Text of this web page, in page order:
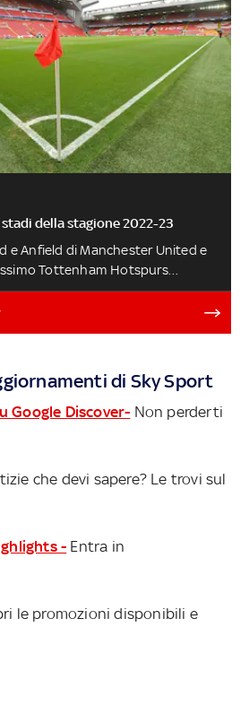
della stagione 2022-23
e Anfield di Manchester United e
Tottenham Hotspurs
i ragazzi di Antonio Conte: sono
gli impianti in cui
di Sky Sport
Google Discover- Non perderti
che devi sapere? Le trovi sul
- Entra in
le promozioni disponibili e